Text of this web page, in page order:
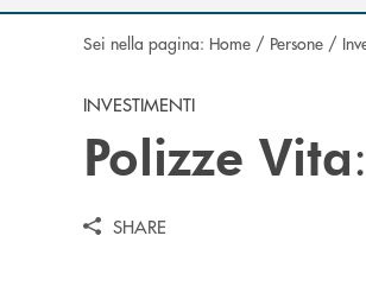
Sei nella pagina: Home / Persone /
INVESTIMENTI
Polizze Vita
SHARE